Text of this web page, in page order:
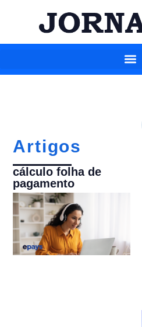
Artigos
cálculo folha de
pagamento